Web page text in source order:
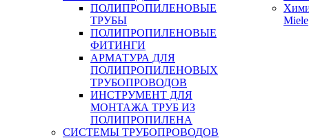
ПОЛИПРОПИЛЕНОВЫЕ
ТРУБЫ
ПОЛИПРОПИЛЕНОВЫЕ
ФИТИНГИ
АРМАТУРА ДЛЯ
ПОЛИПРОПИЛЕНОВЫХ
ТРУБОПРОВОДОВ
ИНСТРУМЕНТ ДЛЯ
МОНТАЖА ТРУБ ИЗ
ПОЛИПРОПИЛЕНА
СИСТЕМЫ ТРУБОПРОВОДОВ
Miele